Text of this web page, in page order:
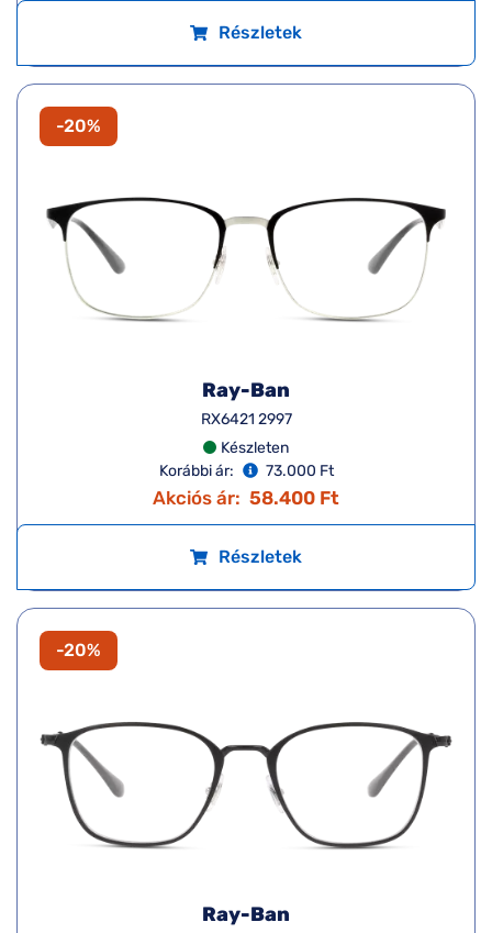
Részletek
-20%
Ray-Ban
RX6421 2997
Készleten
Korábbi ár:
73.000 Ft
Akciós ár: 58.400 Ft
Részletek
-20%
Ray-Ban